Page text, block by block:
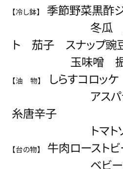
【冷し鉢】
季節野菜黒酢
冬瓜 丸十
ト 茄子 スナップ豌
玉味噌 振
【油 物】
しらすコロッケ
アスパラ
糸唐辛子
トマトソ
【台の物】
牛肉ローストビ
ベビーコー